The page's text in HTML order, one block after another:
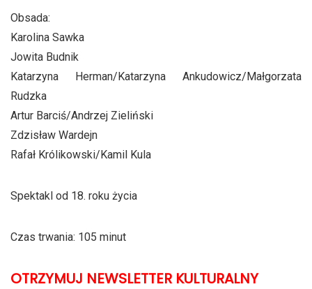
Obsada:
Karolina Sawka
Jowita Budnik
Katarzyna Herman/Katarzyna Ankudowicz/Małgorzata
Rudzka
Artur Barciś/Andrzej Zieliński
Zdzisław Wardejn
Rafał Królikowski/Kamil Kula
Spektakl od 18. roku życia
Czas trwania: 105 minut
OTRZYMUJ NEWSLETTER KULTURALNY